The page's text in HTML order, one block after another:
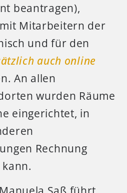
beantragen),
Mitarbeitern der
und für den
auch online
An allen
wurden Räume
eingerichtet, in
Rechnung